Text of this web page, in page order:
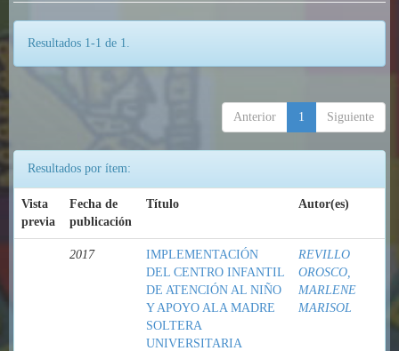
Resultados 1-1 de 1.
Anterior 1 Siguiente
Resultados por ítem:
Vista
previa
Fecha de
publicación
Título Autor(es)
2017
IMPLEMENTACIÓN
DEL CENTRO INFANTIL
DE ATENCIÓN AL NIÑO
Y APOYO ALA MADRE
SOLTERA
UNIVERSITARIA
REVILLO
OROSCO,
MARLENE
MARISOL